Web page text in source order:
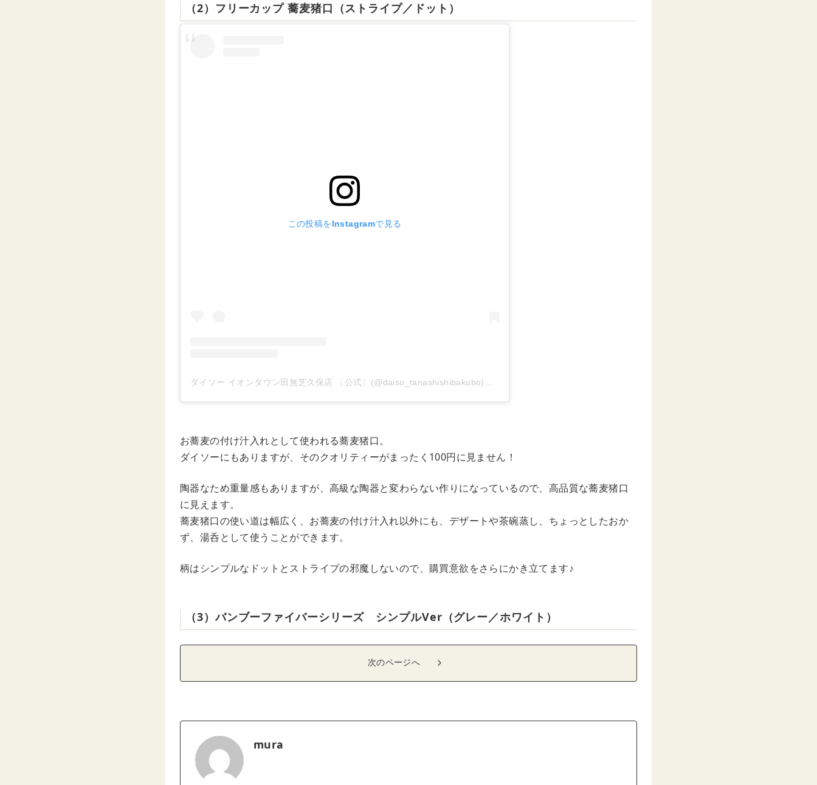
（2）フリーカップ 蕎麦猪口（ストライプ／ドット）
この投稿をInstagramで見る
ダイソー イオンタウン田無芝久保店 〔公式〕(@daiso_tanashishibakubo)がシェアした投稿
お蕎麦の付け汁入れとして使われる蕎麦猪口。
ダイソーにもありますが、そのクオリティーがまったく100円に見ません！
陶器なため重量感もありますが、高級な陶器と変わらない作りになっているので、高品質な蕎麦猪口
に見えます。
蕎麦猪口の使い道は幅広く、お蕎麦の付け汁入れ以外にも、デザートや茶碗蒸し、ちょっとしたおか
ず、湯呑として使うことができます。
柄はシンプルなドットとストライプの邪魔しないので、購買意欲をさらにかき立てます♪
（3）バンブーファイバーシリーズ シンプルVer（グレー／ホワイト）
次のページへ
mura